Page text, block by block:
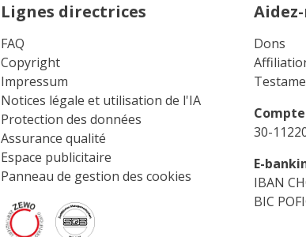
Lignes directrices
FAQ
Copyright
Impressum
Notices légale et utilisation de l'IA
Protection des données
Assurance qualité
Espace publicitaire
Panneau de gestion des cookies
Dons
30-
E-
IBAN
BIC